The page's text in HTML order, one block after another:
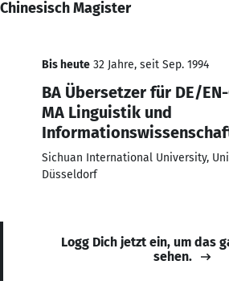
Chinesisch Magister
Bis heute 32 Jahre, seit Sep. 1994
BA Übersetzer für DE/EN-
MA Linguistik und
Sichuan International University,
Düsseldorf
Logg Dich jetzt ein, um das
sehen.